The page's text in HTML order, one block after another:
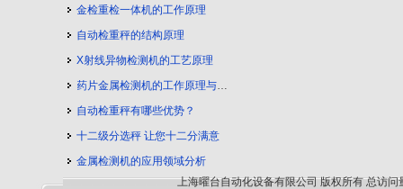
金检重检一体机的工作原理
自动检重秤的结构原理
X射线异物检测机的工艺原理
药片金属检测机的工作原理与工艺流程
自动检重秤有哪些优势？
十二级分选秤 让您十二分满意
金属检测机的应用领域分析
上海曜台自动化设备有限公司 版权所有 总访问